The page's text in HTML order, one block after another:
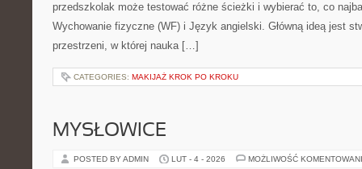
przedszkolak może testować różne ścieżki i wybierać to, co
Wychowanie fizyczne (WF) i Język angielski. Główną ideą jest
przestrzeni, w której nauka […]
CATEGORIES: MAKIJAŻ KROK PO KROKU
MYSŁOWICE
POSTED BY ADMIN LUT - 4 - 2026 MOŻLIWOŚĆ